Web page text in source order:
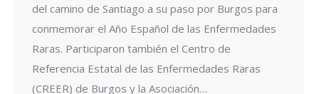
del camino de Santiago a su paso por Burgos para
conmemorar el Año Español de las Enfermedades
Raras. Participaron también el Centro de
Referencia Estatal de las Enfermedades Raras
(CREER) de Burgos y la Asociación…